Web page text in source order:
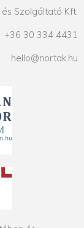
Szolgáltató Kft.
+36 30 334 4431
hello@nortak.hu